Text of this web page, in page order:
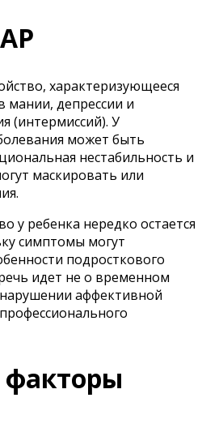
характеризующееся
мании, депрессии и
(интермиссий). У
может быть
нестабильность и
маскировать или
у ребенка нередко остается
симптомы могут
подросткового
идет не о временном
аффективной